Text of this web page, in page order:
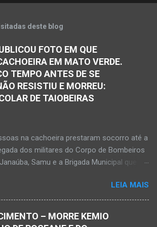
deste blog
FOTO EM QUE
EM MATO VERDE.
TEMPO ANTES DE SE
RESISTIU E MORREU:
DE TAIOBEIRAS
na cachoeira prestaram socorro até a
dos militares do Corpo de Bombeiros
Samu e a Brigada Municipal que
e foi a óbito Foto álbum pessoal Kauan
Alves publicou em sua rede social a
em que apreciava a Cachoeira Maria Rosa,
Mato Verde, pouco tempo antes de se
LEIA MAIS
– MORRE KEMIO